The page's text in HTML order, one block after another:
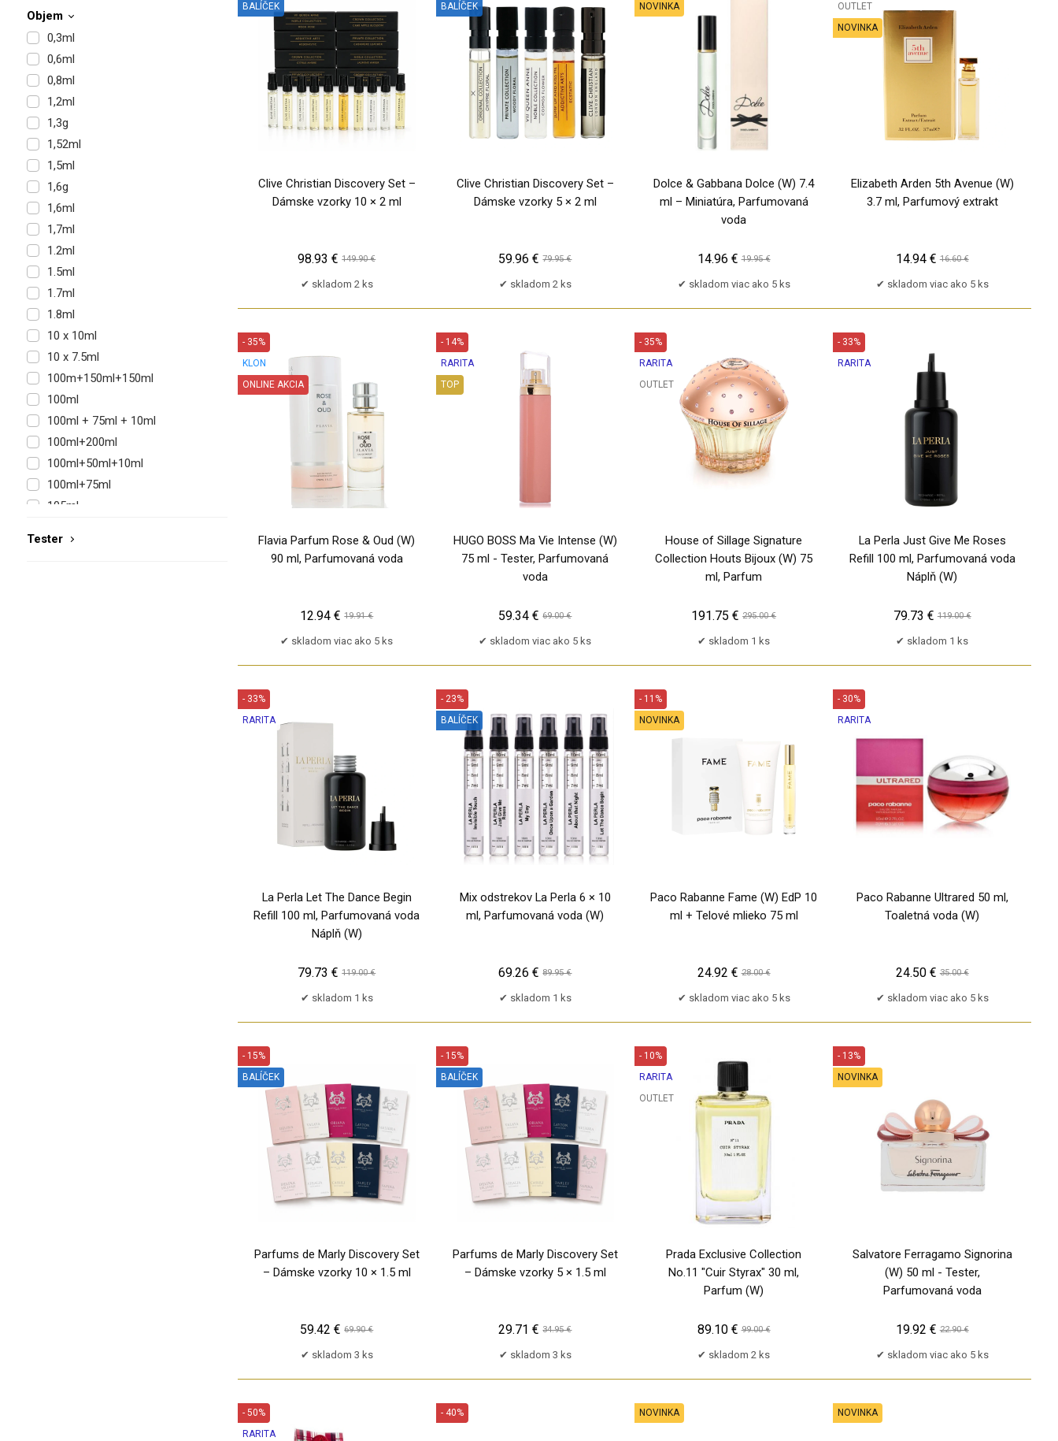
André Courreges
Anfar
Angel Schlesser
Animale
Anna Sui
Annayake
Anne Klein
Annick Goutal
Anouk
Antonio Banderas
Antonio Puig
Aqua di Sorrento
Aramis
Ard Al Zaafaran
Ariana Grande
Aristocrazy
Armaf
Armand Basi
Armani Privé
Arrogance
Asdaaf
Atelier Cologne
Attar Collection
Objem
0,3ml
0,6ml
0,8ml
1,2ml
1,3g
1,52ml
1,5ml
1,6g
1,6ml
1,7ml
1.2ml
1.5ml
1.7ml
1.8ml
10 x 10ml
10 x 7.5ml
100m+150ml+150ml
100ml
100ml + 75ml + 10ml
100ml+200ml
100ml+50ml+10ml
100ml+75ml
105ml
Tester
Clive Christian Discovery Set –
Dámske vzorky 10 × 2 ml
BALÍČEK
skladom 2 ks
98.93 € 149.90 €
Clive Christian Discovery Set –
Dámske vzorky 5 × 2 ml
BALÍČEK
skladom 2 ks
59.96 € 79.95 €
Dolce & Gabbana Dolce (W) 7.4
ml – Miniatúra, Parfumovaná
voda
NOVINKA
skladom viac ako 5 ks
14.96 € 19.95 €
Elizabeth Arden 5th Avenue (W)
3.7 ml, Parfumový extrakt
OUTLET
NOVINKA
skladom viac ako 5 ks
14.94 € 16.60 €
Flavia Parfum Rose & Oud (W)
90 ml, Parfumovaná voda
- 35%
KLON
ONLINE AKCIA
skladom viac ako 5 ks
12.94 € 19.91 €
HUGO BOSS Ma Vie Intense (W)
75 ml - Tester, Parfumovaná
voda
- 14%
RARITA
TOP
skladom viac ako 5 ks
59.34 € 69.00 €
House of Sillage Signature
Collection Houts Bijoux (W) 75
ml, Parfum
- 35%
RARITA
OUTLET
skladom 1 ks
191.75 € 295.00 €
La Perla Just Give Me Roses
Refill 100 ml, Parfumovaná voda
Náplň (W)
- 33%
RARITA
skladom 1 ks
79.73 € 119.00 €
La Perla Let The Dance Begin
Refill 100 ml, Parfumovaná voda
Náplň (W)
- 33%
RARITA
skladom 1 ks
79.73 € 119.00 €
Mix odstrekov La Perla 6 × 10
ml, Parfumovaná voda (W)
- 23%
BALÍČEK
skladom 1 ks
69.26 € 89.95 €
Paco Rabanne Fame (W) EdP 10
ml + Telové mlieko 75 ml
- 11%
NOVINKA
skladom viac ako 5 ks
24.92 € 28.00 €
Paco Rabanne Ultrared 50 ml,
Toaletná voda (W)
- 30%
RARITA
skladom viac ako 5 ks
24.50 € 35.00 €
Parfums de Marly Discovery Set
– Dámske vzorky 10 × 1.5 ml
- 15%
BALÍČEK
skladom 3 ks
59.42 € 69.90 €
Parfums de Marly Discovery Set
– Dámske vzorky 5 × 1.5 ml
- 15%
BALÍČEK
skladom 3 ks
29.71 € 34.95 €
Prada Exclusive Collection
No.11 "Cuir Styrax" 30 ml,
Parfum (W)
- 10%
RARITA
OUTLET
skladom 2 ks
89.10 € 99.00 €
Salvatore Ferragamo Signorina
(W) 50 ml - Tester,
Parfumovaná voda
- 13%
NOVINKA
skladom viac ako 5 ks
19.92 € 22.90 €
- 50%
RARITA
- 40%
NOVINKA NOVINKA